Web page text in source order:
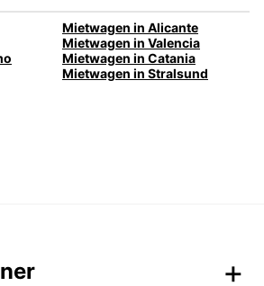
Mietwagen in Alicante
Mietwagen in Valencia
Mietwagen in Catania
Mietwagen in Stralsund